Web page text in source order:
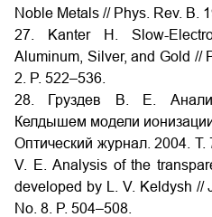
Noble Metals // Phys. Rev. B.
27. Kanter H. Slow-
Aluminum, Silver, and Gold //
2. P. 522–536.
28. Груздев В. Е.
Келдышем модели
Оптический журнал. 2004.
V. E. Analysis of the
developed by L. V. Keldysh //
No. 8. P. 504–508.